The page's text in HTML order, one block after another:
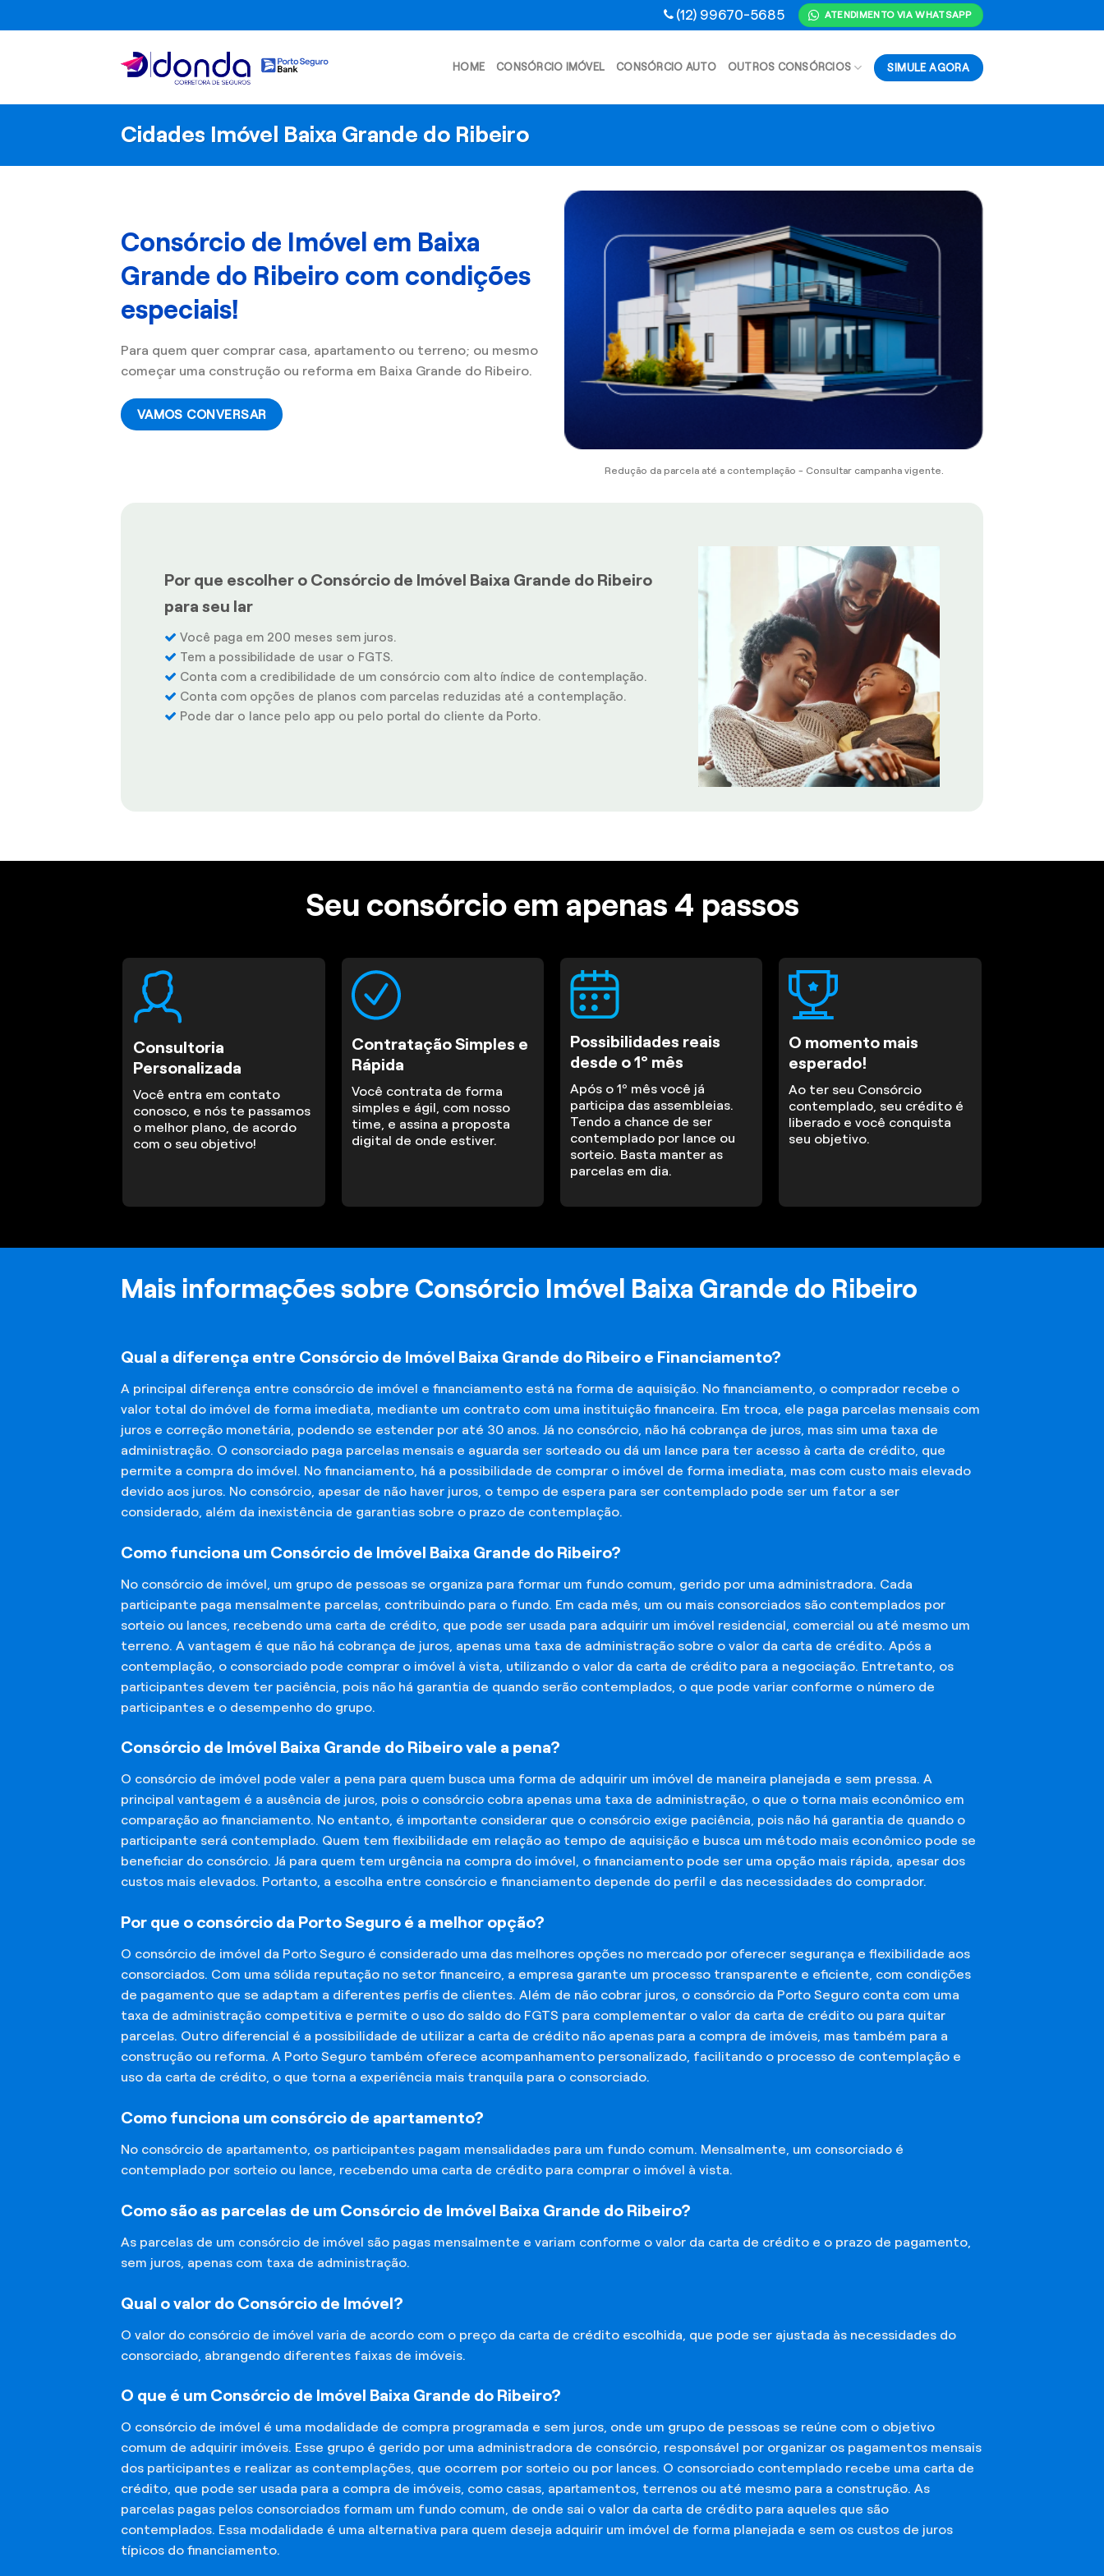
to
(12) 99670-5685 ATENDIMENTO VIA WHATSAPP
HOME CONSÓRCIO IMÓVEL CONSÓRCIO AUTO OUTROS CONSÓRCIOS SIMULE AGORA
Cidades Imóvel Baixa Grande do Ribeiro
Consórcio de Imóvel em Baixa
Grande do Ribeiro com condições
especiais!
Para quem quer comprar casa, apartamento ou terreno; ou mesmo
começar uma construção ou reforma em Baixa Grande do Ribeiro.
VAMOS CONVERSAR
Redução da parcela até a contemplação - Consultar campanha vigente.
Por que escolher o Consórcio de Imóvel Baixa Grande do Ribeiro
para seu lar
Você paga em 200 meses sem juros.
Tem a possibilidade de usar o FGTS.
Conta com a credibilidade de um consórcio com alto índice de contemplação.
Conta com opções de planos com parcelas reduzidas até a contemplação.
Pode dar o lance pelo app ou pelo portal do cliente da Porto.
Seu consórcio em apenas 4 passos
Consultoria
Personalizada
Você entra em contato
conosco, e nós te passamos
o melhor plano, de acordo
com o seu objetivo!
Contratação Simples e
Rápida
Você contrata de forma
simples e ágil, com nosso
time, e assina a proposta
digital de onde estiver.
Possibilidades reais
desde o 1º mês
Após o 1º mês você já
participa das assembleias.
Tendo a chance de ser
contemplado por lance ou
sorteio. Basta manter as
parcelas em dia.
O momento mais
esperado!
Ao ter seu Consórcio
contemplado, seu crédito é
liberado e você conquista
seu objetivo.
Mais informações sobre Consórcio Imóvel Baixa Grande do Ribeiro
Qual a diferença entre Consórcio de Imóvel Baixa Grande do Ribeiro e Financiamento?
A principal diferença entre consórcio de imóvel e financiamento está na forma de aquisição. No financiamento, o comprador recebe o
valor total do imóvel de forma imediata, mediante um contrato com uma instituição financeira. Em troca, ele paga parcelas mensais com
juros e correção monetária, podendo se estender por até 30 anos. Já no consórcio, não há cobrança de juros, mas sim uma taxa de
administração. O consorciado paga parcelas mensais e aguarda ser sorteado ou dá um lance para ter acesso à carta de crédito, que
permite a compra do imóvel. No financiamento, há a possibilidade de comprar o imóvel de forma imediata, mas com custo mais elevado
devido aos juros. No consórcio, apesar de não haver juros, o tempo de espera para ser contemplado pode ser um fator a ser
considerado, além da inexistência de garantias sobre o prazo de contemplação.
Como funciona um Consórcio de Imóvel Baixa Grande do Ribeiro?
No consórcio de imóvel, um grupo de pessoas se organiza para formar um fundo comum, gerido por uma administradora. Cada
participante paga mensalmente parcelas, contribuindo para o fundo. Em cada mês, um ou mais consorciados são contemplados por
sorteio ou lances, recebendo uma carta de crédito, que pode ser usada para adquirir um imóvel residencial, comercial ou até mesmo um
terreno. A vantagem é que não há cobrança de juros, apenas uma taxa de administração sobre o valor da carta de crédito. Após a
contemplação, o consorciado pode comprar o imóvel à vista, utilizando o valor da carta de crédito para a negociação. Entretanto, os
participantes devem ter paciência, pois não há garantia de quando serão contemplados, o que pode variar conforme o número de
participantes e o desempenho do grupo.
Consórcio de Imóvel Baixa Grande do Ribeiro vale a pena?
O consórcio de imóvel pode valer a pena para quem busca uma forma de adquirir um imóvel de maneira planejada e sem pressa. A
principal vantagem é a ausência de juros, pois o consórcio cobra apenas uma taxa de administração, o que o torna mais econômico em
comparação ao financiamento. No entanto, é importante considerar que o consórcio exige paciência, pois não há garantia de quando o
participante será contemplado. Quem tem flexibilidade em relação ao tempo de aquisição e busca um método mais econômico pode se
beneficiar do consórcio. Já para quem tem urgência na compra do imóvel, o financiamento pode ser uma opção mais rápida, apesar dos
custos mais elevados. Portanto, a escolha entre consórcio e financiamento depende do perfil e das necessidades do comprador.
Por que o consórcio da Porto Seguro é a melhor opção?
O consórcio de imóvel da Porto Seguro é considerado uma das melhores opções no mercado por oferecer segurança e flexibilidade aos
consorciados. Com uma sólida reputação no setor financeiro, a empresa garante um processo transparente e eficiente, com condições
de pagamento que se adaptam a diferentes perfis de clientes. Além de não cobrar juros, o consórcio da Porto Seguro conta com uma
taxa de administração competitiva e permite o uso do saldo do FGTS para complementar o valor da carta de crédito ou para quitar
parcelas. Outro diferencial é a possibilidade de utilizar a carta de crédito não apenas para a compra de imóveis, mas também para a
construção ou reforma. A Porto Seguro também oferece acompanhamento personalizado, facilitando o processo de contemplação e
uso da carta de crédito, o que torna a experiência mais tranquila para o consorciado.
Como funciona um consórcio de apartamento?
No consórcio de apartamento, os participantes pagam mensalidades para um fundo comum. Mensalmente, um consorciado é
contemplado por sorteio ou lance, recebendo uma carta de crédito para comprar o imóvel à vista.
Como são as parcelas de um Consórcio de Imóvel Baixa Grande do Ribeiro?
As parcelas de um consórcio de imóvel são pagas mensalmente e variam conforme o valor da carta de crédito e o prazo de pagamento,
sem juros, apenas com taxa de administração.
Qual o valor do Consórcio de Imóvel?
O valor do consórcio de imóvel varia de acordo com o preço da carta de crédito escolhida, que pode ser ajustada às necessidades do
consorciado, abrangendo diferentes faixas de imóveis.
O que é um Consórcio de Imóvel Baixa Grande do Ribeiro?
O consórcio de imóvel é uma modalidade de compra programada e sem juros, onde um grupo de pessoas se reúne com o objetivo
comum de adquirir imóveis. Esse grupo é gerido por uma administradora de consórcio, responsável por organizar os pagamentos mensais
dos participantes e realizar as contemplações, que ocorrem por sorteio ou por lances. O consorciado contemplado recebe uma carta de
crédito, que pode ser usada para a compra de imóveis, como casas, apartamentos, terrenos ou até mesmo para a construção. As
parcelas pagas pelos consorciados formam um fundo comum, de onde sai o valor da carta de crédito para aqueles que são
contemplados. Essa modalidade é uma alternativa para quem deseja adquirir um imóvel de forma planejada e sem os custos de juros
típicos do financiamento.